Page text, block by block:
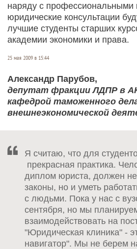
наряду с профессиональными
юридические консультации
лучшие студенты старших
академии экономики и права.
25 мая 2009 в 15:44
Александр Парубов,
депутат фракции ЛДПР в
кафедрой таможенного
внешнеэкономической
Я считаю, что для
прекрасная практика.
диплом юриста, должен не
законы, но и уметь
с людьми. Пока у нас с
сентября, но мы
взаимодействовать на
"Юридическая клиника" -
навигатор". Мы не берем